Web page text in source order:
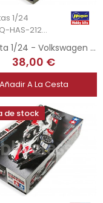
1/24
Ref: MAQ-HAS-21209
Maqueta 1/24 - Volkswagen Type 2 - Delivery Van 1967
38,00 €
Añadir A La Cesta
de stock